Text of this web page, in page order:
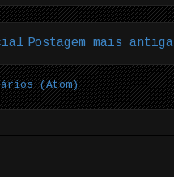
Postagem mais antiga
(Atom)